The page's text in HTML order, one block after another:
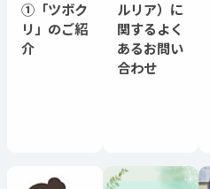
①「ツボク
リ」のご紹
介
ルリア）に
関するよく
あるお問い
合わせ